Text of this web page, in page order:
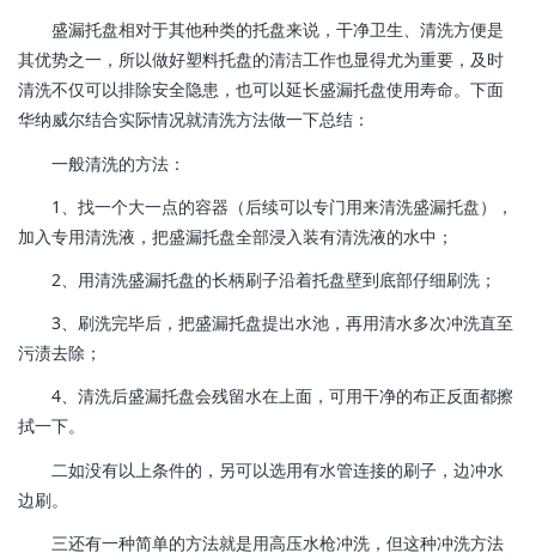
盛漏托盘相对于其他种类的托盘来说，干净卫生、清洗方便是
其优势之一，所以做好塑料托盘的清洁工作也显得尤为重要，及时
清洗不仅可以排除安全隐患，也可以延长盛漏托盘使用寿命。下面
华纳威尔结合实际情况就清洗方法做一下总结：
一般清洗的方法：
1、找一个大一点的容器（后续可以专门用来清洗盛漏托盘），
加入专用清洗液，把盛漏托盘全部浸入装有清洗液的水中；
2、用清洗盛漏托盘的长柄刷子沿着托盘壁到底部仔细刷洗；
3、刷洗完毕后，把盛漏托盘提出水池，再用清水多次冲洗直至
污渍去除；
4、清洗后盛漏托盘会残留水在上面，可用干净的布正反面都擦
拭一下。
二如没有以上条件的，另可以选用有水管连接的刷子，边冲水
边刷。
三还有一种简单的方法就是用高压水枪冲洗，但这种冲洗方法